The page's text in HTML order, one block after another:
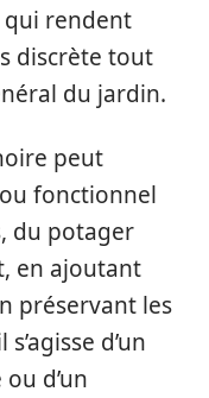
qui rendent
discrète tout
du jardin.
peut
fonctionnel
du potager
en ajoutant
préservant les
d’un
d’un